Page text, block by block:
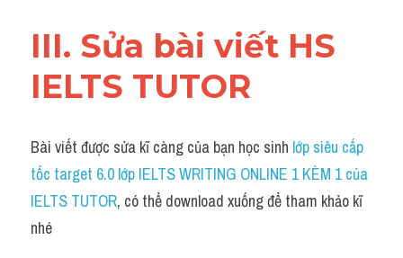
III. Sửa bài viết HS
IELTS TUTOR
Bài viết được sửa kĩ càng của bạn học sinh lớp siêu cấp
tốc target 6.0 lớp IELTS WRITING ONLINE 1 KÈM 1 của
IELTS TUTOR, có thể download xuống để tham khảo kĩ
nhé